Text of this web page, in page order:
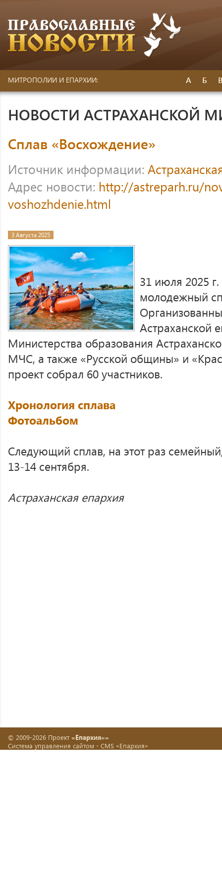
МИТРОПОЛИИ И ЕПАРХИИ: А Б
НОВОСТИ АСТРАХАНСКОЙ
Сплав «Восхождение»
Источник информации:
Адрес новости: http://astreparh.ru/
voshozhdenie.html
3 Августа 2025
31 июля 2025
молодежный
Астраханской
Министерства образования
МЧС, а также «Русской общины» и
проект собрал 60 участников.
Хронология сплава
Фотоальбом
Следующий сплав, на этот раз
13-14 сентября.
Астраханская епархия
© 2009-2026 Проект «Епархия»»
Система управления сайтом - CMS «Епархия»